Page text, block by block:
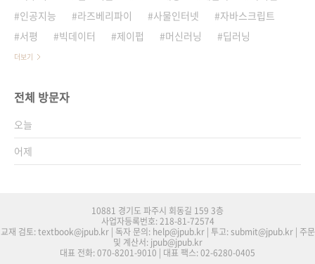
인공지능
라즈베리파이 사물인터넷
자바스크립트
서평
빅데이터 제이펍 머신러닝 딥러닝
더보기
전체 방문자
오늘
어제
10881 경기도 파주시 회동길 159 3층
사업자등록번호: 218-81-72574
교재 검토: textbook@jpub.kr | 독자 문의: help@jpub.kr | 투고: submit@jpub.kr | 주문
및 계산서: jpub@jpub.kr
대표 전화: 070-8201-9010 | 대표 팩스: 02-6280-0405